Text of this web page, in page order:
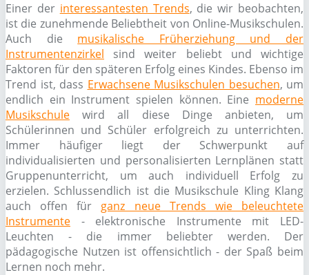
Einer der interessantesten Trends, die wir beobachten,
ist die zunehmende Beliebtheit von Online-Musikschulen.
Auch die musikalische Früherziehung und der
Instrumentenzirkel sind weiter beliebt und wichtige
Faktoren für den späteren Erfolg eines Kindes. Ebenso im
Trend ist, dass Erwachsene Musikschulen besuchen, um
endlich ein Instrument spielen können. Eine moderne
Musikschule wird all diese Dinge anbieten, um
Schülerinnen und Schüler erfolgreich zu unterrichten.
Immer häufiger liegt der Schwerpunkt auf
individualisierten und personalisierten Lernplänen statt
Gruppenunterricht, um auch individuell Erfolg zu
erzielen. Schlussendlich ist die Musikschule Kling Klang
auch offen für ganz neue Trends wie beleuchtete
Instrumente - elektronische Instrumente mit LED-
Leuchten - die immer beliebter werden. Der
pädagogische Nutzen ist offensichtlich - der Spaß beim
Lernen noch mehr.